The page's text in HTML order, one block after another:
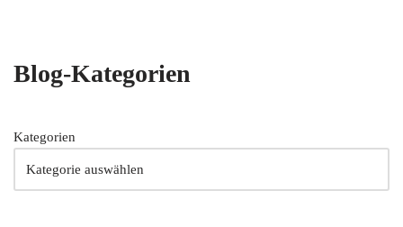
Blog-Kategorien
Kategorien